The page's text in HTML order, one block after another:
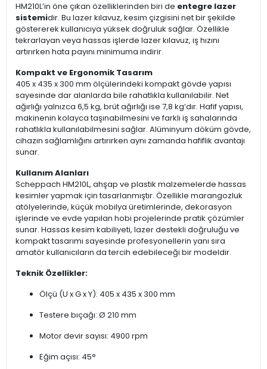
HM210L’in öne çıkan özelliklerinden biri de entegre lazer
sistemidir. Bu lazer kılavuz, kesim çizgisini net bir şekilde
göstererek kullanıcıya yüksek doğruluk sağlar. Özellikle
tekrarlayan veya hassas işlerde lazer kılavuz, iş hızını
artırırken hata payını minimuma indirir.
Kompakt ve Ergonomik Tasarım
405 x 435 x 300 mm ölçülerindeki kompakt gövde yapısı
sayesinde dar alanlarda bile rahatlıkla kullanılabilir. Net
ağırlığı yalnızca 6,5 kg, brüt ağırlığı ise 7,8 kg’dır. Hafif yapısı,
makinenin kolayca taşınabilmesini ve farklı iş sahalarında
rahatlıkla kullanılabilmesini sağlar. Alüminyum döküm gövde,
cihazın sağlamlığını artırırken aynı zamanda hafiflik avantajı
sunar.
Kullanım Alanları
Scheppach HM210L, ahşap ve plastik malzemelerde hassas
kesimler yapmak için tasarlanmıştır. Özellikle marangozluk
atölyelerinde, küçük mobilya üretimlerinde, dekorasyon
işlerinde ve evde yapılan hobi projelerinde pratik çözümler
sunar. Hassas kesim kabiliyeti, lazer destekli doğruluğu ve
kompakt tasarımı sayesinde profesyonellerin yanı sıra
amatör kullanıcıların da tercih edebileceği bir modeldir.
Teknik Özellikler:
Ölçü (U x G x Y): 405 x 435 x 300 mm
Testere bıçağı: Ø 210 mm
Motor devir sayısı: 4900 rpm
Eğim açısı: 45°